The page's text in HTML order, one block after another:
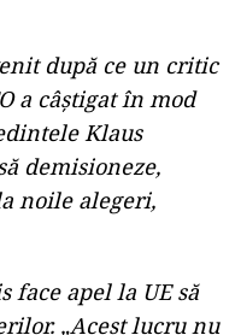
după ce un critic
a câștigat în mod
Klaus
demisioneze,
noile alegeri,
face apel la UE să
„Acest lucru nu